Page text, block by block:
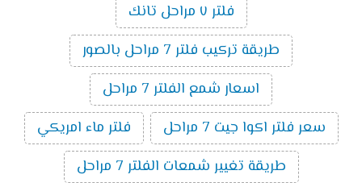
فلتر ٧ مراحل تانك
طريقة تركيب فلتر 7 مراحل بالصور
اسعار شمع الفلتر 7 مراحل
سعر فلتر اكوا جيت 7 مراحل
فلتر ماء امريكي
طريقة تغيير شمعات الفلتر 7 مراحل